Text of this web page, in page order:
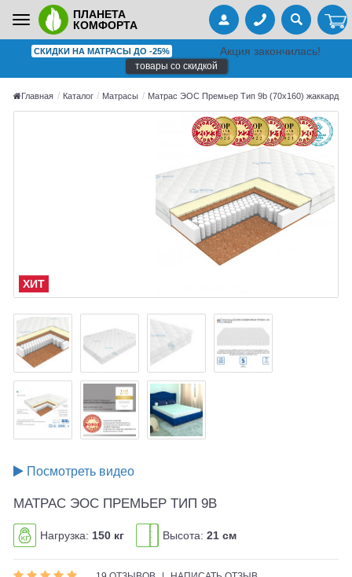
Toggle
navigation
ПЛАНЕТА
КОМФОРТА
СКИДКИ НА МАТРАСЫ ДО -25% Акция закончилась!
товары со скидкой
Главная Каталог Матрасы Матрас ЭОС Премьер Тип 9b (70x160) жаккард
Посмотреть видео
МАТРАС ЭОС ПРЕМЬЕР ТИП 9B
Нагрузка: 150 кг Высота: 21 см